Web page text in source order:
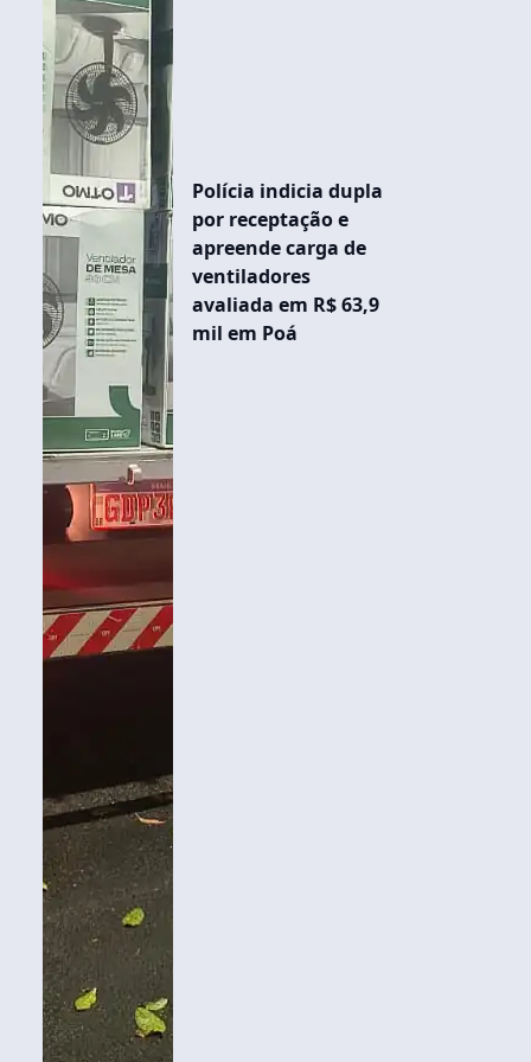
Polícia indicia dupla
por receptação e
apreende carga de
ventiladores
avaliada em R$ 63,9
mil em Poá